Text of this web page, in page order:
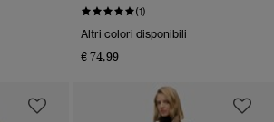
(1)
Altri colori disponibili
€ 74,99